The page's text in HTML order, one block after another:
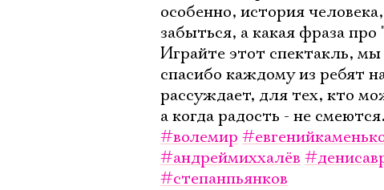
особенно, история
забыться, а какая фраза про
Играйте этот спектакль,
спасибо каждому из ребят
рассуждает, для тех, кто
а когда радость - не смеются.
#волемир
#андреймиххалёв
#степанпьянков